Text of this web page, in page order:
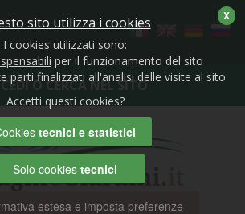
O CERCA NEL SITO
X
sito utilizza i cookies
I cookies utilizzati sono:
per il funzionamento del sito
parti finalizzati all'analisi delle visite al sito
Accetti questi cookies?
tecnici e statistici
Solo cookies tecnici
estesa e imposta preferenze